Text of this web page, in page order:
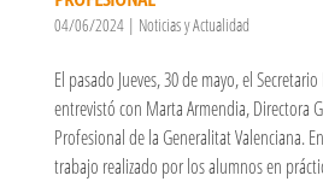
04/06/2024| Noticias y Actualidad
El pasado Jueves, 30 de mayo, el
entrevistó con Marta Armendia, Directora
Profesional de la Generalitat Valenciana.
trabajo realizado por los alumnos en